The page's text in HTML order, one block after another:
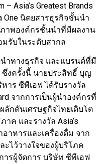
– Asia’s Greatest Brands
One นิตยสารธุรกิจชั้นนำ
ภาพองค์กรชั้นนำที่มีผลงาน
มรับในระดับสากล
ำทางธุรกิจ และแบรนด์ที่มี
ซึ่งครั้งนี้ นายประสิทธิ์ บุญ
าร ซีพีเอฟ ได้รับรางวัล
จากการเป็นผู้นำองค์กรที่
กดันเศรษฐกิจไทยเติบโต
ค และรางวัล Asia’s
อาหารและเครื่องดื่ม จาก
ะไว้วางใจของผู้บริโภค
รผู้จัดการ บริษัท ซีพีเอฟ